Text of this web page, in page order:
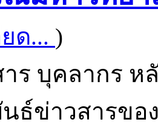
ด... )
ร บุคลากร ห
ธ์ข่าวสารขอ